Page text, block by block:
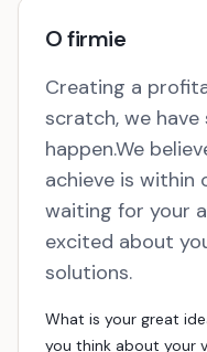
O firmie
Creating a
scratch, we
happen.We
achieve is within
waiting for your
excited about
solutions.
What is your great
you think about your